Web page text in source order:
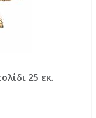
25 εκ.